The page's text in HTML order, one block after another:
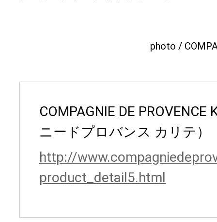
photo /
COMPAGNIE DE PROVENCE
ニードプロバンス カリテ）
http://
product_detail5.html